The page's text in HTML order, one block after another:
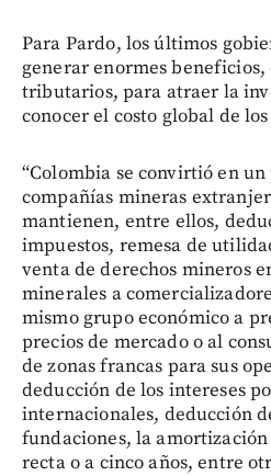
Para Pardo, los últimos
generar enormes
tributarios, para atraer la
conocer el costo global de
“Colombia se convirtió en
compañías mineras
mantienen, entre ellos,
impuestos, remesa de
venta de derechos mineros
minerales a
mismo grupo económico a
precios de mercado o al
de zonas francas para sus
deducción de los intereses
internacionales, deducción
fundaciones, la
recta o a cinco años, entre